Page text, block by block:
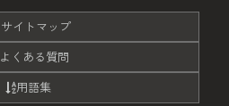
イトマップ
くある質問
用語集